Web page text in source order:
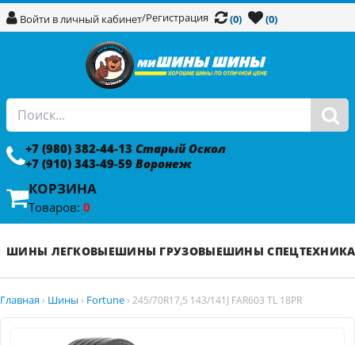
Войти в личный кабинет/Регистрация (0) (0)
+7 (980) 382-44-13 Старый Оскол
+7 (910) 343-49-59 Воронеж
КОРЗИНА
Товаров: 0
ШИНЫ ЛЕГКОВЫЕШИНЫ ГРУЗОВЫЕШИНЫ СПЕЦТЕХНИКА
Главная › Шины › Fortune › 245/70R17,5 143/141J FAR603 TL 18PR